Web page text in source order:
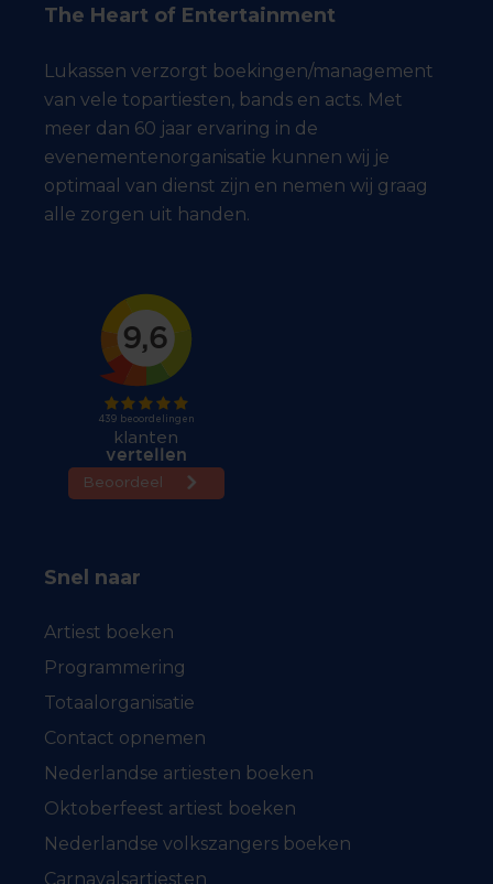
The Heart of Entertainment
Lukassen verzorgt boekingen/management
van vele topartiesten, bands en acts. Met
meer dan 60 jaar ervaring in de
evenementenorganisatie kunnen wij je
optimaal van dienst zijn en nemen wij graag
alle zorgen uit handen.
Snel naar
Artiest boeken
Programmering
Totaalorganisatie
Contact opnemen
Nederlandse artiesten boeken
Oktoberfeest artiest boeken
Nederlandse volkszangers boeken
Carnavalsartiesten